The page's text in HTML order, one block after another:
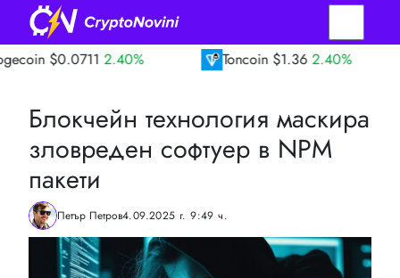
2.40% $1.36 2.40%
Блокчейн технология маскира
зловреден софтуер в NPM
пакети
Петър Петров4.09.2025 г. 9:49 ч.